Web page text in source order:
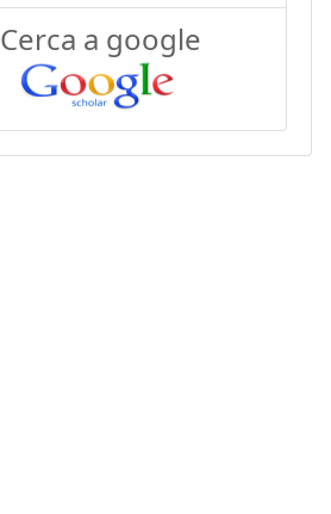
Cerca a google